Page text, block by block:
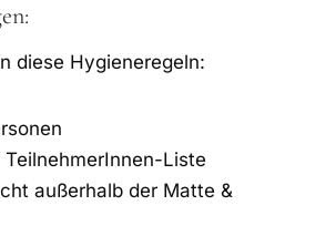
diese Hygieneregeln:
TeilnehmerInnen-Liste
außerhalb der Matte &